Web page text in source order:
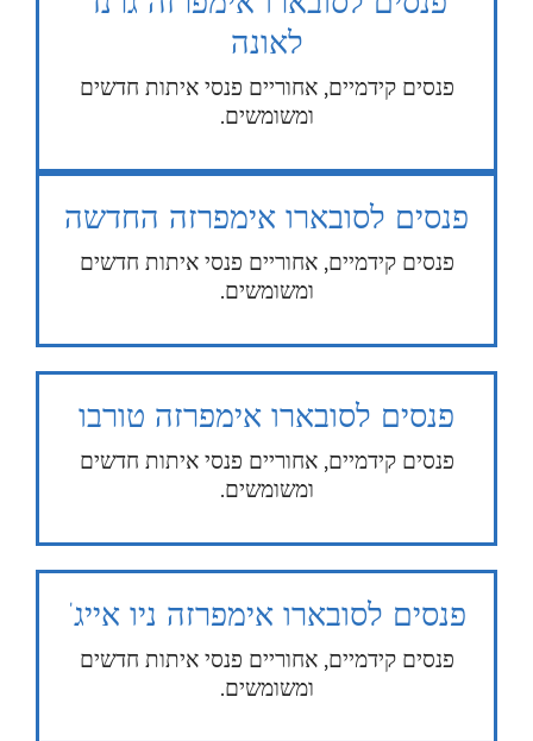
לאונה
פנסים קידמיים, אחוריים פנסי איתות חדשים
ומשומשים.
פנסים לסובארו אימפרזה החדשה
פנסים קידמיים, אחוריים פנסי איתות חדשים
ומשומשים.
פנסים לסובארו אימפרזה טורבו
פנסים קידמיים, אחוריים פנסי איתות חדשים
ומשומשים.
פנסים לסובארו אימפרזה ניו אייג’
פנסים קידמיים, אחוריים פנסי איתות חדשים
ומשומשים.